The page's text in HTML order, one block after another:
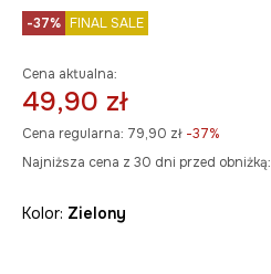
-37% FINAL SALE
Cena aktualna:
49,90 zł
Cena regularna: 79,90 zł -37%
Najniższa cena z 30 dni przed obniżką:
Kolor: zielony